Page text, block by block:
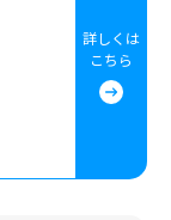
詳しくは
こちら